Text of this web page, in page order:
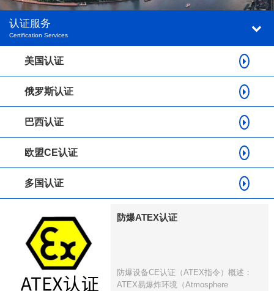
认证服务
Certification Services
美国认证
俄罗斯认证
巴西认证
欧盟CE认证
多国认证
防爆ATEX认证
防爆设备CE认证（ATEX指令）概述：
ATEX易爆炸环境（Atmosphere